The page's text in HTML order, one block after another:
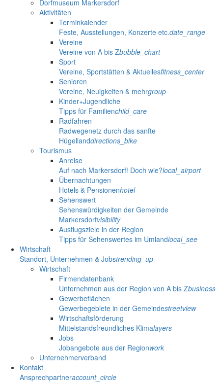
Dorfmuseum Markersdorf
Aktivitäten
Terminkalender
Feste, Ausstellungen, Konzerte etc.date_range
Vereine
Vereine von A bis Zbubble_chart
Sport
Vereine, Sportstätten & Aktuellesfitness_center
Senioren
Vereine, Neuigkeiten & mehrgroup
Kinder+Jugendliche
Tipps für Familienchild_care
Radfahren
Radwegenetz durch das sanfte
Hügellanddirections_bike
Tourismus
Anreise
Auf nach Markersdorf! Doch wie?local_airport
Übernachtungen
Hotels & Pensionenhotel
Sehenswert
Sehenswürdigkeiten der Gemeinde
Markersdorfvisibility
Ausflugsziele in der Region
Tipps für Sehenswertes im Umlandlocal_see
Wirtschaft
Standort, Unternehmen & Jobstrending_up
Wirtschaft
Firmendatenbank
Unternehmen aus der Region von A bis Zbusiness
Gewerbeflächen
Gewerbegebiete in der Gemeindestreetview
Wirtschaftsförderung
Mittelstandsfreundliches Klimalayers
Jobs
Jobangebote aus der Regionwork
Unternehmerverband
Kontakt
Ansprechpartneraccount_circle